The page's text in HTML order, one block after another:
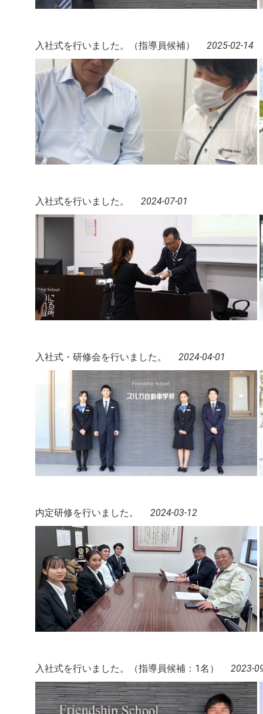
入社式を行いました。（指導員候補） 2025-02-14
入社式を行いました。 2024-07-01
入社式・研修会を行いました。 2024-04-01
内定研修を行いました。 2024-03-12
入社式を行いました。（指導員候補：1名） 2023-